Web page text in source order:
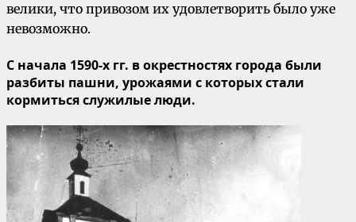
велики, что привозом их удовлетворить было уже
невозможно.
С начала 1590-х гг. в окрестностях города были
разбиты пашни, урожаями с которых стали
кормиться служилые люди.